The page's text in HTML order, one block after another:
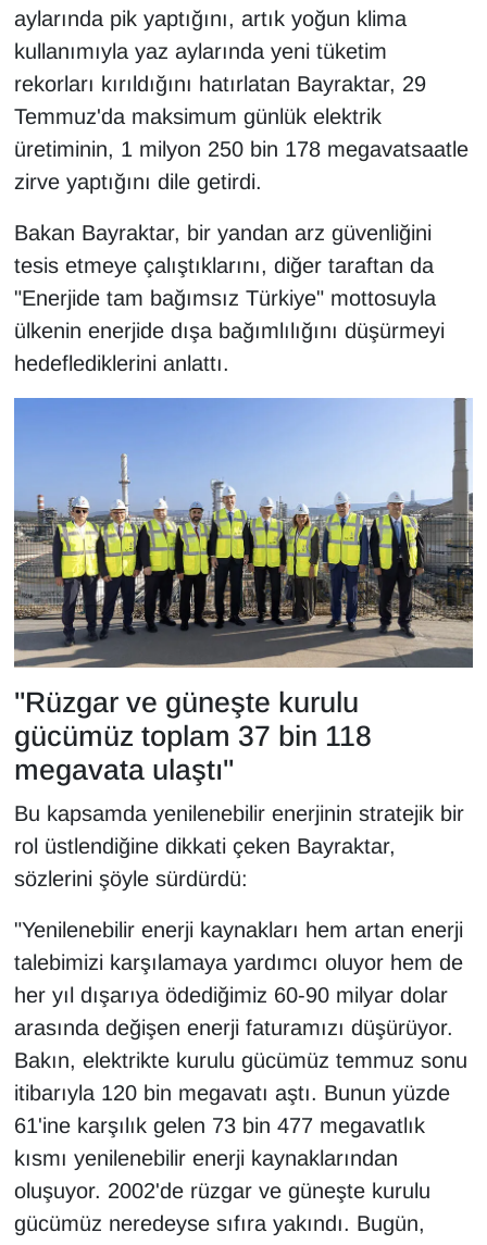
aylarında pik yaptığını, artık yoğun klima
kullanımıyla yaz aylarında yeni tüketim
rekorları kırıldığını hatırlatan Bayraktar, 29
Temmuz'da maksimum günlük elektrik
üretiminin, 1 milyon 250 bin 178 megavatsaatle
zirve yaptığını dile getirdi.
Bakan Bayraktar, bir yandan arz güvenliğini
tesis etmeye çalıştıklarını, diğer taraftan da
"Enerjide tam bağımsız Türkiye" mottosuyla
ülkenin enerjide dışa bağımlılığını düşürmeyi
hedeflediklerini anlattı.
"Rüzgar ve güneşte kurulu
gücümüz toplam 37 bin 118
megavata ulaştı"
Bu kapsamda yenilenebilir enerjinin stratejik bir
rol üstlendiğine dikkati çeken Bayraktar,
sözlerini şöyle sürdürdü:
"Yenilenebilir enerji kaynakları hem artan enerji
talebimizi karşılamaya yardımcı oluyor hem de
her yıl dışarıya ödediğimiz 60-90 milyar dolar
arasında değişen enerji faturamızı düşürüyor.
Bakın, elektrikte kurulu gücümüz temmuz sonu
itibarıyla 120 bin megavatı aştı. Bunun yüzde
61'ine karşılık gelen 73 bin 477 megavatlık
kısmı yenilenebilir enerji kaynaklarından
oluşuyor. 2002'de rüzgar ve güneşte kurulu
gücümüz neredeyse sıfıra yakındı. Bugün,
POLİTİKA
Resmi İlanlar
RÖPORTAJ
SAĞLIK
Seri İlan
Sinema - TV
SİYASET
SPOR
TEBRİK
TEKNOLOJİ
Turizm
VAN'DA SPOR
YAŞAM
YEREL